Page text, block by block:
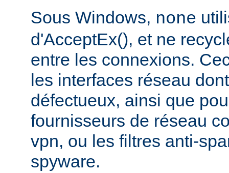
Sous Windows, none
d'AcceptEx(), et ne
entre les connexions.
les interfaces réseau
défectueux, ainsi que
fournisseurs de réseau
vpn, ou les filtres anti-
spyware.